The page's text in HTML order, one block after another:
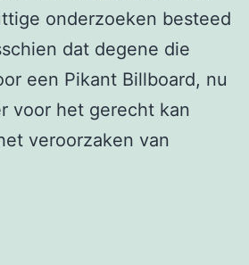
onderzoeken besteed
dat degene die
een Pikant Billboard, nu
voor het gerecht kan
veroorzaken van